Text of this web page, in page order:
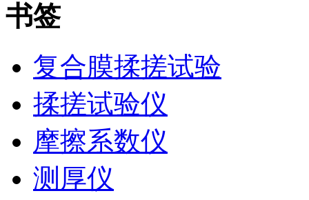
书签
复合膜揉搓试验
揉搓试验仪
摩擦系数仪
测厚仪